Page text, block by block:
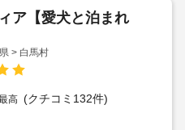
ア【愛犬と泊まれ
> 白馬村
高 (クチコミ132件)